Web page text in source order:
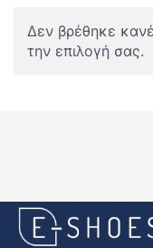
Δεν βρέθηκε
την επιλογή σας.